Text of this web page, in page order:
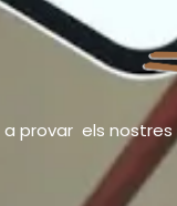
a provar els nostres